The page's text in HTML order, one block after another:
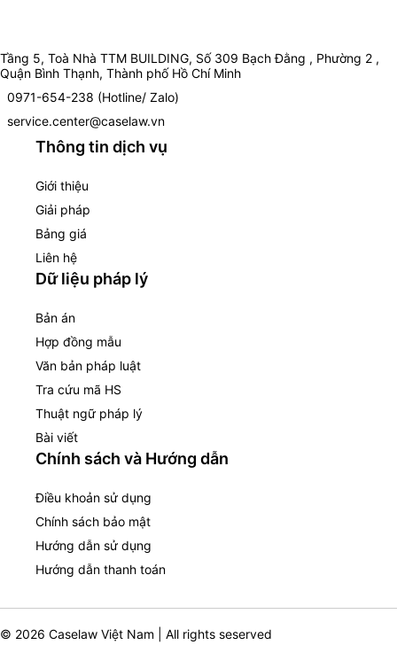
Tầng 5, Toà Nhà TTM BUILDING, Số 309 Bạch Đằng , Phường 2 ,
Quận Bình Thạnh, Thành phố Hồ Chí Minh
0971-654-238 (Hotline/ Zalo)
service.center@caselaw.vn
Thông tin dịch vụ
Giới thiệu
Giải pháp
Bảng giá
Liên hệ
Dữ liệu pháp lý
Bản án
Hợp đồng mẫu
Văn bản pháp luật
Tra cứu mã HS
Thuật ngữ pháp lý
Bài viết
Chính sách và Hướng dẫn
Điều khoản sử dụng
Chính sách bảo mật
Hướng dẫn sử dụng
Hướng dẫn thanh toán
© 2026 Caselaw Việt Nam | All rights seserved